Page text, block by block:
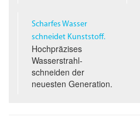
Scharfes Wasser
schneidet Kunststoff.
Hochpräzises
Wasserstrahl­
schneiden der
neuesten Generation.